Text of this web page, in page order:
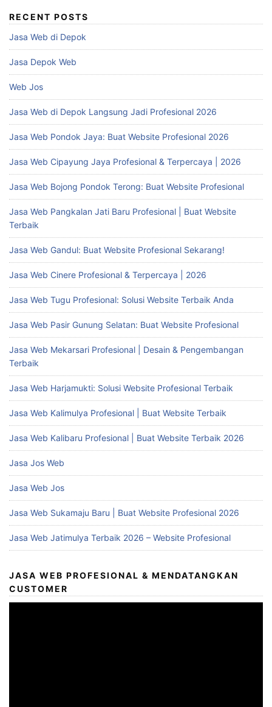
RECENT POSTS
Jasa Web di Depok
Jasa Depok Web
Web Jos
Jasa Web di Depok Langsung Jadi Profesional 2026
Jasa Web Pondok Jaya: Buat Website Profesional 2026
Jasa Web Cipayung Jaya Profesional & Terpercaya | 2026
Jasa Web Bojong Pondok Terong: Buat Website Profesional
Jasa Web Pangkalan Jati Baru Profesional | Buat Website
Terbaik
Jasa Web Gandul: Buat Website Profesional Sekarang!
Jasa Web Cinere Profesional & Terpercaya | 2026
Jasa Web Tugu Profesional: Solusi Website Terbaik Anda
Jasa Web Pasir Gunung Selatan: Buat Website Profesional
Jasa Web Mekarsari Profesional | Desain & Pengembangan
Terbaik
Jasa Web Harjamukti: Solusi Website Profesional Terbaik
Jasa Web Kalimulya Profesional | Buat Website Terbaik
Jasa Web Kalibaru Profesional | Buat Website Terbaik 2026
Jasa Jos Web
Jasa Web Jos
Jasa Web Sukamaju Baru | Buat Website Profesional 2026
Jasa Web Jatimulya Terbaik 2026 – Website Profesional
JASA WEB PROFESIONAL & MENDATANGKAN
CUSTOMER